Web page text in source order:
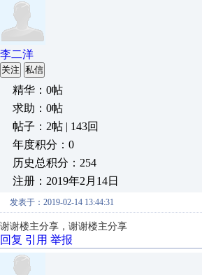
李二洋
关注 私信
精华：0帖
求助：0帖
帖子：2帖 | 143回
年度积分：0
历史总积分：254
注册：2019年2月14日
发表于：2019-02-14 13:44:31
谢谢楼主分享，谢谢楼主分享
回复 引用 举报